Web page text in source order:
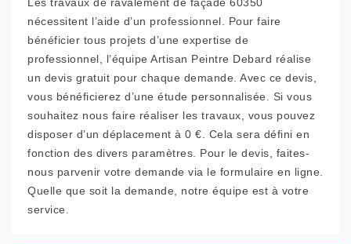
nécessitent l’aide d’un professionnel. Pour faire
bénéficier tous projets d’une expertise de
professionnel, l’équipe Artisan Peintre Debard réalise
un devis gratuit pour chaque demande. Avec ce devis,
vous bénéficierez d’une étude personnalisée. Si vous
souhaitez nous faire réaliser les travaux, vous pouvez
disposer d’un déplacement à 0 €. Cela sera défini en
fonction des divers paramètres. Pour le devis, faites-
nous parvenir votre demande via le formulaire en ligne.
Quelle que soit la demande, notre équipe est à votre
service.